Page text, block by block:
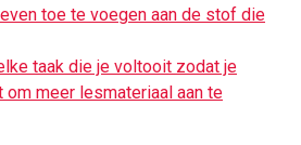
toe te voegen aan de stof die
taak die je voltooit zodat je
meer lesmateriaal aan te